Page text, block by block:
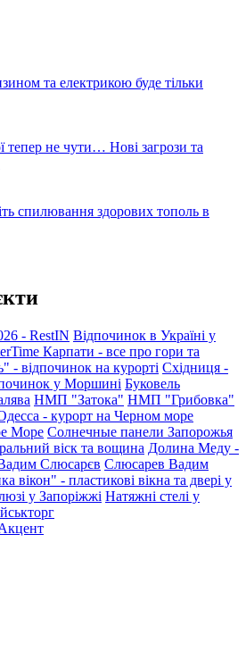
та електрикою буде тільки
тепер не чути… Нові загрози та
спилювання здорових тополь в
- RestIN Відпочинок в Україні у
Карпати - все про гори та
- відпочинок на курорті Східниця -
у Моршині Буковель
НМП "Затока" НМП "Грибовка"
- курорт на Черном море
Море Солнечные панели Запорожья
віск та вощина Долина Меду -
Слюсарєв Слюсарев Вадим
вікон" - пластикові вікна та двері у
у Запоріжжі Натяжні стелі у